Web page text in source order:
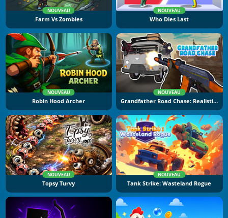
NOUVEAU
Farm Vs Zombies
NOUVEAU
Who Dies Last
NOUVEAU
Robin Hood Archer
NOUVEAU
Grandfather Road Chase: Realistic Shooter
NOUVEAU
Topsy Turvy
NOUVEAU
Tank Strike: Wasteland Rogue